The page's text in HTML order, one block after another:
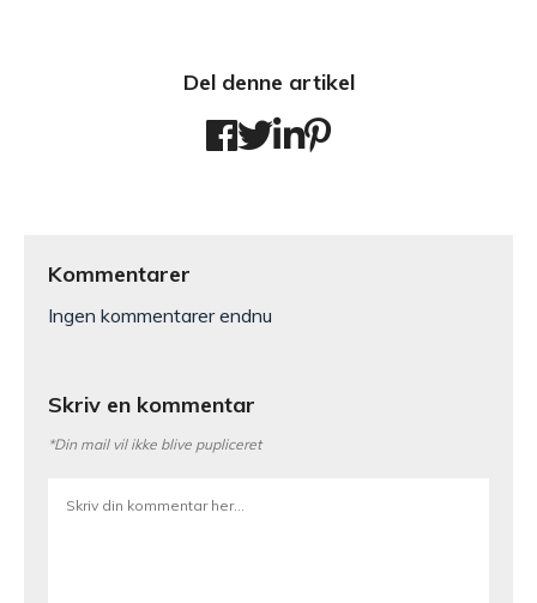
Del denne artikel
Kommentarer
Ingen kommentarer endnu
Skriv en kommentar
*Din mail vil ikke blive pupliceret